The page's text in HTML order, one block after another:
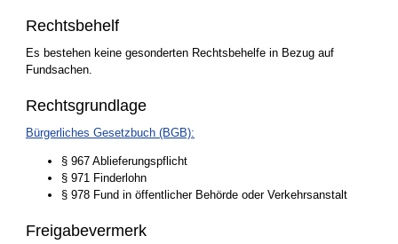
Rechtsbehelf
Es bestehen keine gesonderten Rechtsbehelfe in Bezug auf
Fundsachen.
Rechtsgrundlage
Bürgerliches Gesetzbuch (BGB):
§ 967 Ablieferungspflicht
§ 971 Finderlohn
§ 978 Fund in öffentlicher Behörde oder Verkehrsanstalt
Freigabevermerk